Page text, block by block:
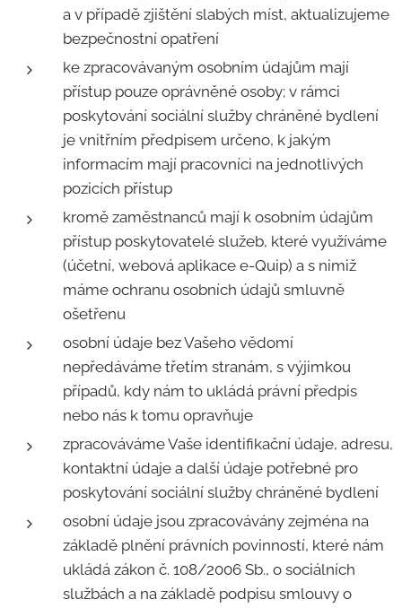
a v případě zjištění slabých míst, aktualizujeme
bezpečnostní opatření
ke zpracovávaným osobním údajům mají
přístup pouze oprávněné osoby; v rámci
poskytování sociální služby chráněné bydlení
je vnitřním předpisem určeno, k jakým
informacím mají pracovníci na jednotlivých
pozicích přístup
kromě zaměstnanců mají k osobním údajům
přístup poskytovatelé služeb, které využíváme
(účetní, webová aplikace e-Quip) a s nimiž
máme ochranu osobních údajů smluvně
ošetřenu
osobní údaje bez Vašeho vědomí
nepředáváme třetím stranám, s výjimkou
případů, kdy nám to ukládá právní předpis
nebo nás k tomu opravňuje
zpracováváme Vaše identifikační údaje, adresu,
kontaktní údaje a další údaje potřebné pro
poskytování sociální služby chráněné bydlení
osobní údaje jsou zpracovávány zejména na
základě plnění právních povinností, které nám
ukládá zákon č. 108/2006 Sb., o sociálních
službách a na základě podpisu smlouvy o